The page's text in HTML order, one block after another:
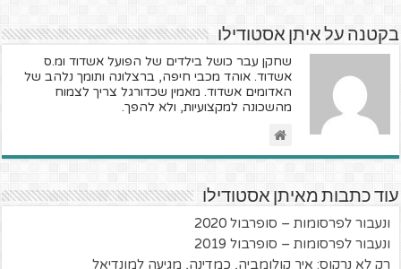
בקטנה על איתן אסטודילו
שחקן עבר כושל בילדים של הפועל אשדוד ומ.ס
אשדוד. אוהד מכבי חיפה, ברצלונה ותומך נלהב של
האדומים אשדוד. מאמין שכדורגל צריך לצמוח
מהשכונה למקצועיות, ולא להפך.
עוד כתבות מאיתן אסטודילו
ונעבור לפרסומות – סופרבול 2020
ונעבור לפרסומות – סופרבול 2019
רק לא נרקוס: איך קולומביה, כמדינה, מגיעה למונדיאל